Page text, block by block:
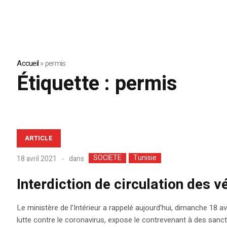
Accueil»permis
Étiquette : permis
ARTICLE
18 avril 2021 dans SOCIETE Tunisie
Interdiction de circulation des
Le ministère de l’Intérieur a rappelé aujourd’hui, dimanche
lutte contre le coronavirus, expose le contrevenant à des